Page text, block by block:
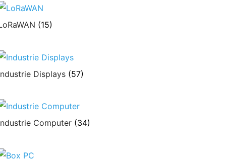
(15)
Displays (57)
Computer (34)